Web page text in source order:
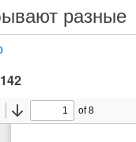
разные